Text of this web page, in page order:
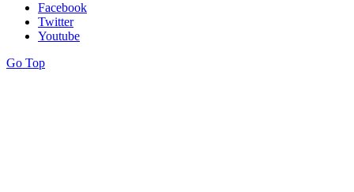
Facebook
Twitter
Youtube
Go Top